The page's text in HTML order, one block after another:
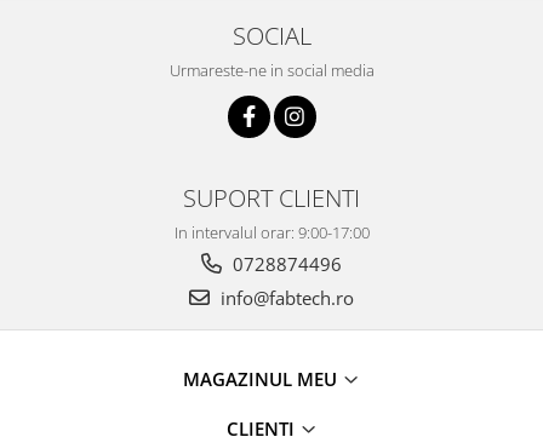
SOCIAL
Urmareste-ne in social media
SUPORT CLIENTI
In intervalul orar: 9:00-17:00
0728874496
info@fabtech.ro
MAGAZINUL MEU
CLIENȚI